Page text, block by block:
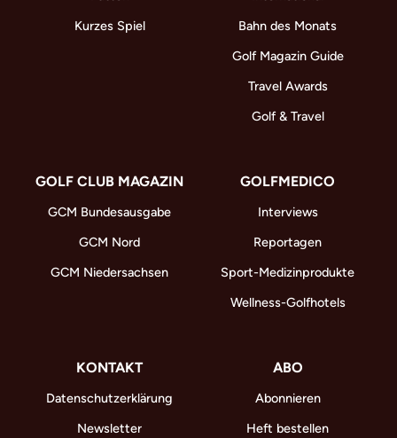
Kurzes Spiel
Bahn des Monats
Golf Magazin Guide
Travel Awards
Golf & Travel
GOLF CLUB MAGAZIN
GCM Bundesausgabe
GCM Nord
GCM Niedersachsen
GOLFMEDICO
Interviews
Reportagen
Sport-Medizinprodukte
Wellness-Golfhotels
KONTAKT
Datenschutzerklärung
Newsletter
ABO
Abonnieren
Heft bestellen